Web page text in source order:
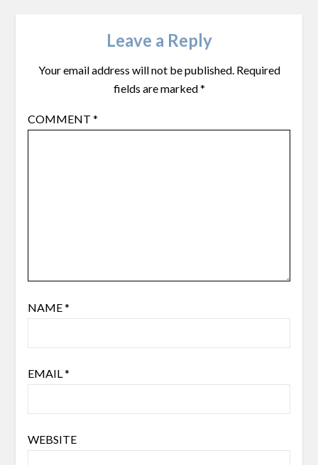
Leave a Reply
Your email address will not be published. Required
fields are marked*
COMMENT *
NAME*
EMAIL *
WEBSITE